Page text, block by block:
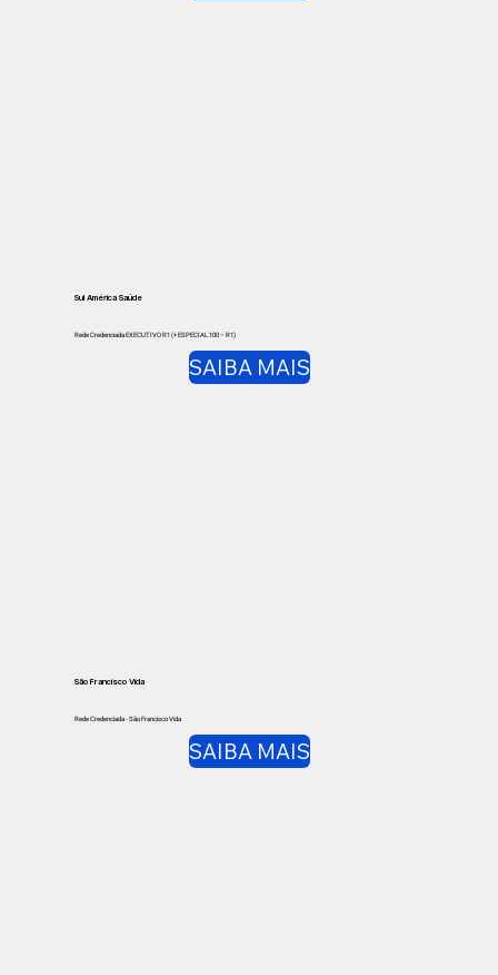
Sul América Saúde
Rede Credenciada EXECUTIVO R1 (+ ESPECIAL 100 – R1)
SAIBA MAIS
São Francisco Vida
Rede Credenciada - São Francisco Vida
SAIBA MAIS